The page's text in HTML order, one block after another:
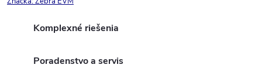
Komplexné riešenia
Poradenstvo a servis